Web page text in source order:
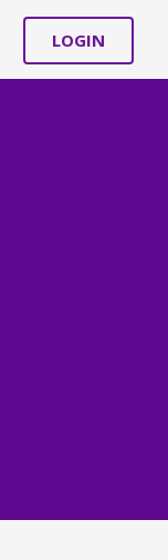
LOGIN